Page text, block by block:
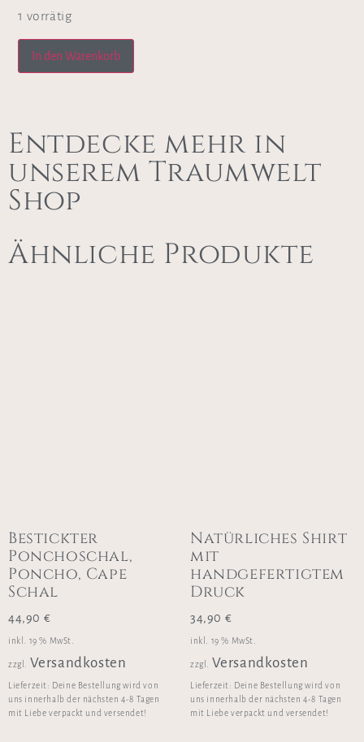
1 vorrätig
In den Warenkorb
Entdecke mehr in
unserem Traumwelt
Shop
Ähnliche Produkte
Bestickter
Ponchoschal,
Poncho, Cape
Schal
44,90 €
inkl. 19 % MwSt.
zzgl. Versandkosten
Lieferzeit: Deine Bestellung wird von
uns innerhalb der nächsten 4-8 Tagen
mit Liebe verpackt und versendet!
Natürliches Shirt
mit
handgefertigtem
Druck
34,90 €
inkl. 19 % MwSt.
zzgl. Versandkosten
Lieferzeit: Deine Bestellung wird von
uns innerhalb der nächsten 4-8 Tagen
mit Liebe verpackt und versendet!